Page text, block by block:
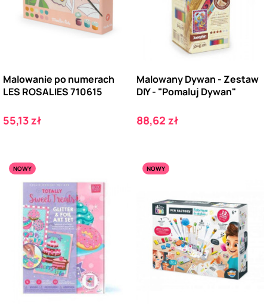
Malowanie po numerach
LES ROSALIES 710615
Cena
55,13 zł
Malowany Dywan - Zestaw
DIY - "Pomaluj Dywan"
Cena
88,62 zł
NOWY NOWY